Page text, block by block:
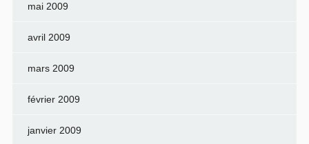
mai 2009
avril 2009
mars 2009
février 2009
janvier 2009